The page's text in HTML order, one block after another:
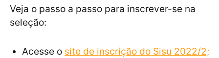
Veja o passo a passo para inscrever-se na
seleção:
Acesse o site de inscrição do Sisu 2022/2;